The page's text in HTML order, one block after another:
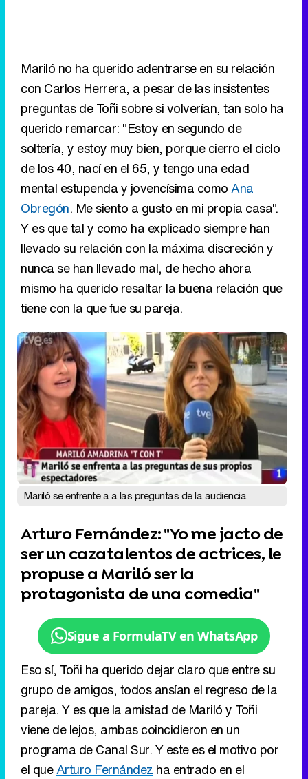
Mariló no ha querido adentrarse en su relación
con Carlos Herrera, a pesar de las insistentes
preguntas de Toñi sobre si volverían, tan solo ha
querido remarcar: "Estoy en segundo de
soltería, y estoy muy bien, porque cierro el ciclo
de los 40, nací en el 65, y tengo una edad
mental estupenda y jovencísima comoAna
Obregón. Me siento a gusto en mi propia casa".
Y es que tal y como ha explicado siempre han
llevado su relación con la máxima discreción y
nunca se han llevado mal, de hecho ahora
mismo ha querido resaltar la buena relación que
tiene con la que fue su pareja.
Mariló se enfrente a a las preguntas de la audiencia
Arturo Fernández: "Yo me jacto de
ser un cazatalentos de actrices, le
propuse a Mariló ser la
protagonista de una comedia"
Sigue a FormulaTV en WhatsApp
Eso sí, Toñi ha querido dejar claro que entre su
grupo de amigos, todos ansían el regreso de la
pareja. Y es que la amistad de Mariló y Toñi
viene de lejos, ambas coincidieron en un
programa de Canal Sur. Y este es el motivo por
el queArturo Fernández ha entrado en el